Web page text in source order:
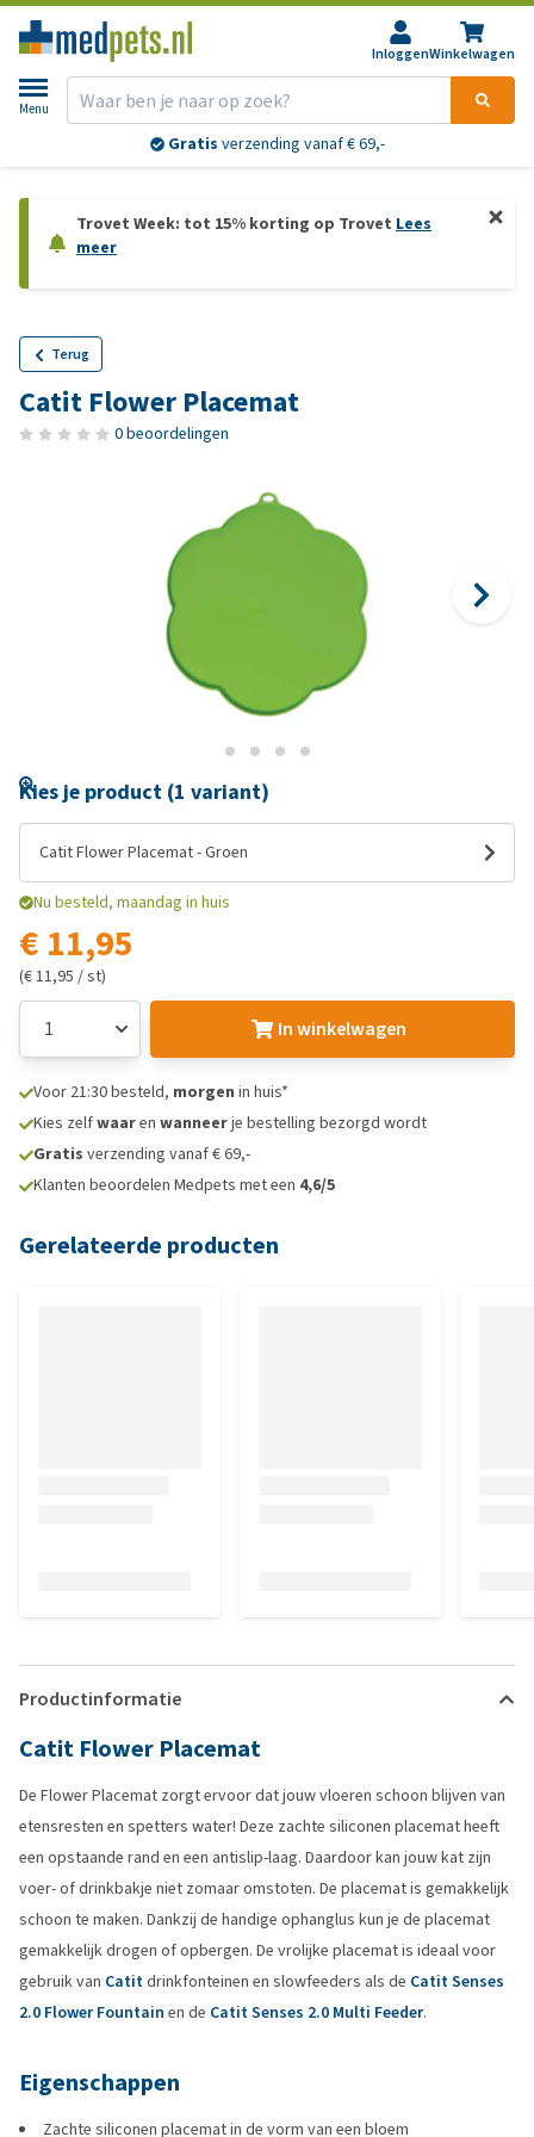
InloggenWinkelwagen
Menu
Gratis verzending vanaf € 69,-
Trovet Week: tot 15% korting op Trovet Lees
meer
Terug
Catit Flower Placemat
0 beoordelingen
Kies je product (1 variant)
Catit Flower Placemat - Groen
Nu besteld, maandag in huis
€ 11,95
(€ 11,95 / st)
In winkelwagen
Voor 21:30 besteld, morgen in huis*
Kies zelfwaaren wanneerje bestelling bezorgd wordt
Gratis verzending vanaf € 69,-
Klanten beoordelen Medpets met een 4,6/5
Gerelateerde producten
Productinformatie
Catit Flower Placemat
De Flower Placemat zorgt ervoor dat jouw vloeren schoon blijven van
etensresten en spetters water! Deze zachte siliconen placemat heeft
een opstaande rand en een antislip-laag. Daardoor kan jouw kat zijn
voer- of drinkbakje niet zomaar omstoten. De placemat is gemakkelijk
schoon te maken. Dankzij de handige ophanglus kun je de placemat
gemakkelijk drogen of opbergen. De vrolijke placemat is ideaal voor
gebruik van Catitdrinkfonteinen en slowfeeders als de Catit Senses
2.0 Flower Fountain en de Catit Senses 2.0 Multi Feeder.
Eigenschappen
Zachte siliconen placemat in de vorm van een bloem